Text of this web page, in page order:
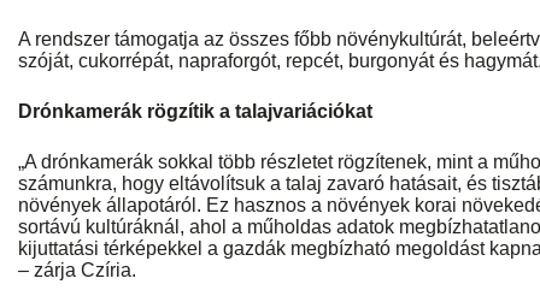
A rendszer támogatja az összes főbb növénykultúrát,
szóját, cukorrépát, napraforgót, repcét, burgonyát és
Drónkamerák rögzítik a talajvariációkat
„A drónkamerák sokkal több részletet rögzítenek, mint a
számunkra, hogy eltávolítsuk a talaj zavaró hatásait, és
növények állapotáról. Ez hasznos a növények korai
sortávú kultúráknál, ahol a műholdas adatok
kijuttatási térképekkel a gazdák megbízható megoldást
– zárja Czíria.